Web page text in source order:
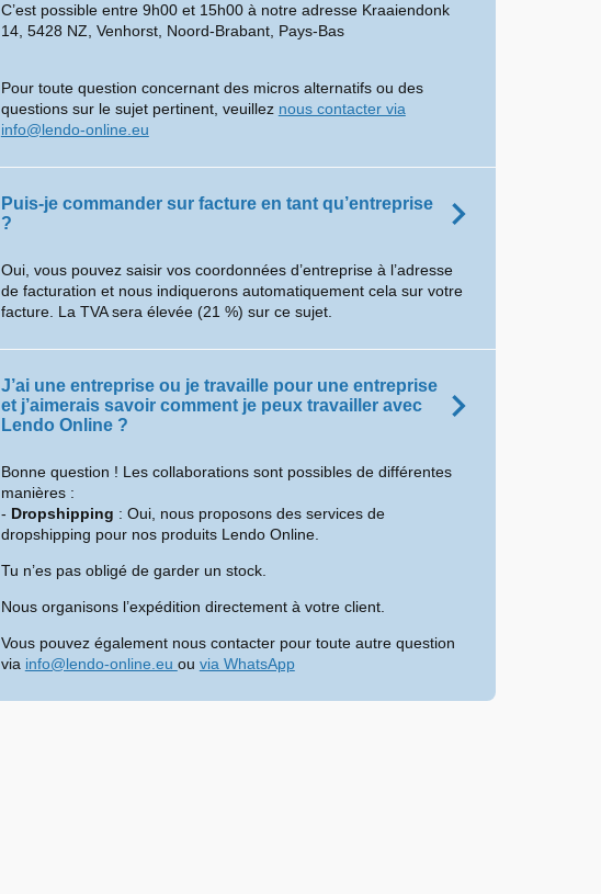
C’est possible entre 9h00 et 15h00 à notre adresse Kraaiendonk
14, 5428 NZ, Venhorst, Noord-Brabant, Pays-Bas
Pour toute question concernant des micros alternatifs ou des
questions sur le sujet pertinent, veuillez nous contacter via
info@lendo-online.eu
Puis-je commander sur facture en tant qu’entreprise
?
Oui, vous pouvez saisir vos coordonnées d’entreprise à l’adresse
de facturation et nous indiquerons automatiquement cela sur votre
facture. La TVA sera élevée (21 %) sur ce sujet.
J’ai une entreprise ou je travaille pour une entreprise
et j’aimerais savoir comment je peux travailler avec
Lendo Online ?
Bonne question ! Les collaborations sont possibles de différentes
manières :
- Dropshipping : Oui, nous proposons des services de
dropshipping pour nos produits Lendo Online.
Tu n’es pas obligé de garder un stock.
Nous organisons l’expédition directement à votre client.
Vous pouvez également nous contacter pour toute autre question
via info@lendo-online.eu ou via WhatsApp